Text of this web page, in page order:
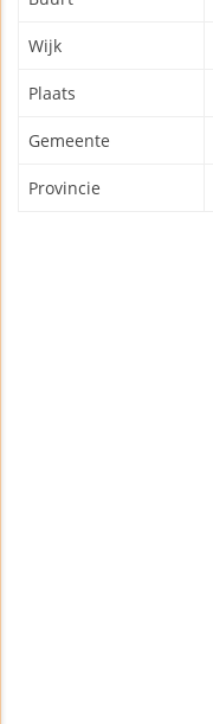
Wijk
Plaats
Gemeente
Provincie